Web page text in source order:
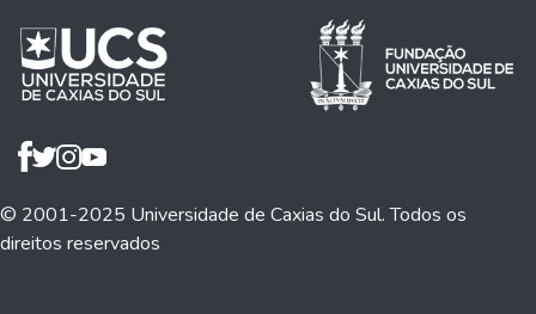
© 2001-2025 Universidade de Caxias do Sul. Todos os
direitos reservados